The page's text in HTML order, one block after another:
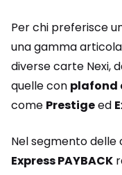
Per chi preferisce
una gamma
diverse carte Nexi,
quelle con plafond
come Prestigeed
Nel segmento delle
Express PAYBACK